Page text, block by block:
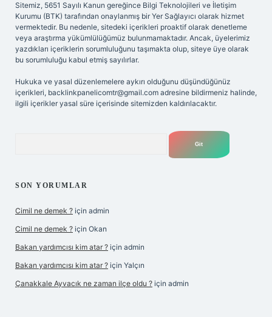
Sitemiz, 5651 Sayılı Kanun gereğince Bilgi Teknolojileri ve İletişim
Kurumu (BTK) tarafından onaylanmış bir Yer Sağlayıcı olarak hizmet
vermektedir. Bu nedenle, sitedeki içerikleri proaktif olarak denetleme
veya araştırma yükümlülüğümüz bulunmamaktadır. Ancak, üyelerimiz
yazdıkları içeriklerin sorumluluğunu taşımakta olup, siteye üye olarak
bu sorumluluğu kabul etmiş sayılırlar.
Hukuka ve yasal düzenlemelere aykırı olduğunu düşündüğünüz
içerikleri, backlinkpanelicomtr@gmail.com adresine bildirmeniz halinde,
ilgili içerikler yasal süre içerisinde sitemizden kaldırılacaktır.
SON YORUMLAR
Cimil ne demek ? için admin
Cimil ne demek ? için Okan
Bakan yardımcısı kim atar ? için admin
Bakan yardımcısı kim atar ? için Yalçın
Çanakkale Ayvacık ne zaman ilçe oldu ? için admin